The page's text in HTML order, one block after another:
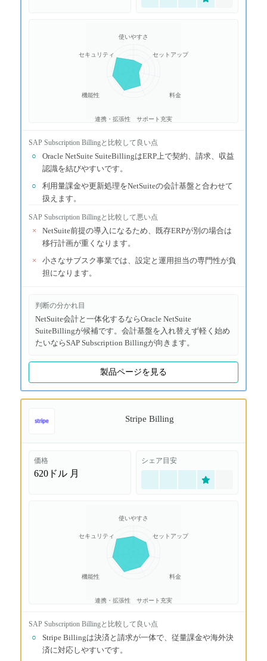
使いやすさ
セットアップ
料金
サポート充実
連携・拡張性
機能性
セキュリティ
SAP Subscription Billingと比較して良い点
○
Oracle NetSuite SuiteBillingはERP上で契約、請求、収益
認識を結びやすいです。
○
利用量課金や更新処理をNetSuiteの会計基盤と合わせて
扱えます。
SAP Subscription Billingと比較して悪い点
×
NetSuite前提の導入になるため、既存ERPが別の場合は
移行計画が重くなります。
×
小さなサブスク事業では、設定と運用担当の専門性が負
担になります。
判断の分かれ目
NetSuite会計と一体化するならOracle NetSuite
SuiteBillingが候補です。会計基盤を入れ替えず軽く始め
たいならSAP Subscription Billingが向きます。
製品ページを見る
Stripe Billing
価格
620ドル 月
シェア目安
使いやすさ
セットアップ
料金
サポート充実
連携・拡張性
機能性
セキュリティ
SAP Subscription Billingと比較して良い点
○
Stripe Billingは決済と請求が一体で、従量課金や海外決
済に対応しやすいです。